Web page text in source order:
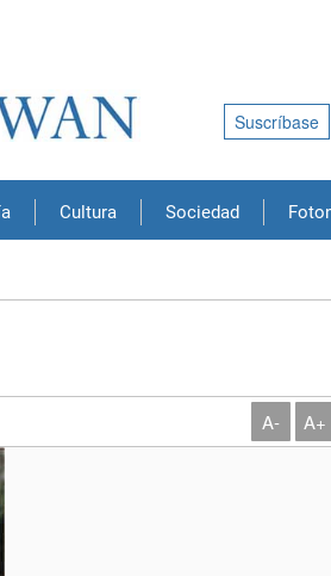
Cultura Sociedad
Suscríbase
A- A+